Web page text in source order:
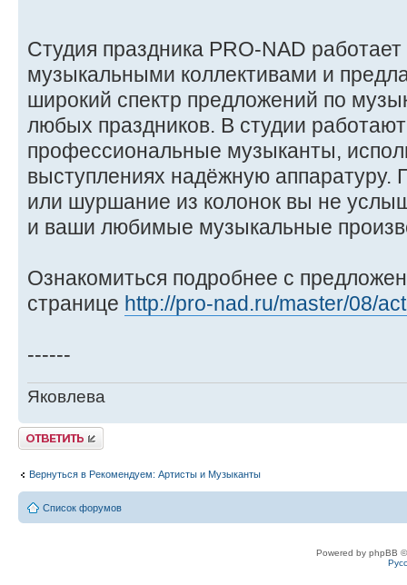
Студия праздника PRO-NAD
музыкальными коллективами и
широкий спектр предложений по
любых праздников. В студии
профессиональные музыканты,
выступлениях надёжную аппаратуру.
или шуршание из колонок вы не
и ваши любимые музыкальные
Ознакомиться подробнее с
странице http://pro-nad.ru/master/08/
------
Яковлева
Ответить
Вернуться в Рекомендуем: Артисты и Музыканты
Список форумов
Powered by phpBB